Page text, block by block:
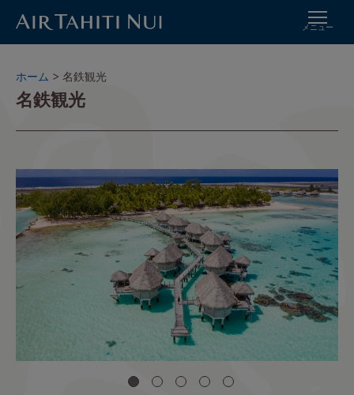
メニュー
パ
ン
く
ホーム 名鉄観光
名鉄観光
イ
メ
ー
ジ